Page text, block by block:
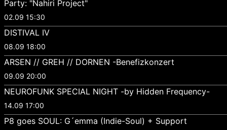
Party: "Nahiri Project"
02.09 15:30
DISTIVAL IV
08.09 18:00
ARSEN // GREH // DORNEN -Benefizkonzert
09.09 20:00
NEUROFUNK SPECIAL NIGHT -by Hidden Frequency-
14.09 17:00
P8 goes SOUL: G´emma (Indie-Soul) + Support